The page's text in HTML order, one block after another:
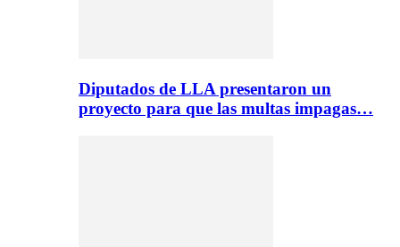
Diputados de LLA presentaron un
proyecto para que las multas impagas…